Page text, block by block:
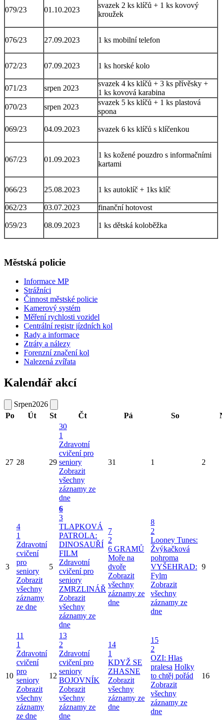
079/23 01.10.2023
svazek 2 ks klíčů + 1 ks kovový
kroužek
076/23 27.09.2023 1 ks mobilní telefon
072/23 07.09.2023 1 ks horské kolo
071/23 srpen 2023
svazek 4 ks klíčů + 3 ks přívěsky +
1 ks kovová karabina
070/23
srpen 2023
svazek 5 ks klíčů + 1 ks plastová
spona
069/23 04.09.2023 svazek 6 ks klíčů s klíčenkou
067/23 01.09.2023
1 ks kožené pouzdro s informačními
kartami
066/23 25.08.2023 1 ks autoklíč + 1ks klíč
062/23 03.07.2023 finanční hotovost
059/23 08.09.2023 1 ks dětská koloběžka
Městská policie
Informace MP
Strážníci
Činnost městské policie
Kamerový systém
Měření rychlosti vozidel
Centrální registr jízdních kol
Rady a informace
Ztráty a nálezy
Forenzní značení kol
Nalezená zvířata
Kalendář akcí
Srpen2026
Po
Út St Čt Pá So
27 28 29
30
1
Zdravotní
cvičení pro
seniory
Zobrazit
všechny
záznamy ze
dne
31 1 2
3
4
1
Zdravotní
cvičení
pro
seniory
Zobrazit
všechny
záznamy
ze dne
5
6
3
TLAPKOVÁ
PATROLA:
DINOSAUŘÍ
FILM
Zdravotní
cvičení pro
seniory
ZMRZLINÁŘ
Zobrazit
všechny
záznamy ze
dne
7
2
6 GRAMŮ
Moře na
dvoře
Zobrazit
všechny
záznamy ze
dne
8
2
Looney Tunes:
Žvýkačková
pohroma
VYŠEHRAD:
Fylm
Zobrazit
všechny
záznamy ze
dne
9
10
11
1
Zdravotní
cvičení
pro
seniory
Zobrazit
všechny
záznamy
ze dne
12
13
2
Zdravotní
cvičení pro
seniory
BOJOVNÍK
Zobrazit
všechny
záznamy ze
dne
14
1
KDYŽ SE
ZHASNE
Zobrazit
všechny
záznamy ze
dne
15
2
OZI: Hlas
pralesa Holky
to chtěj pořád
Zobrazit
všechny
záznamy ze
dne
16